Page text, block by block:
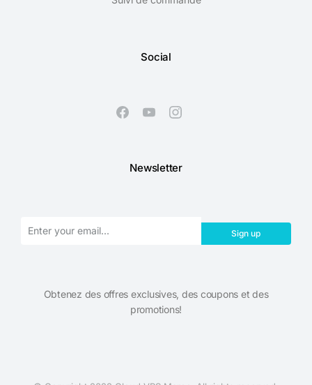
Social
Newsletter
Sign up
Obtenez des offres exclusives, des coupons et des
promotions!​